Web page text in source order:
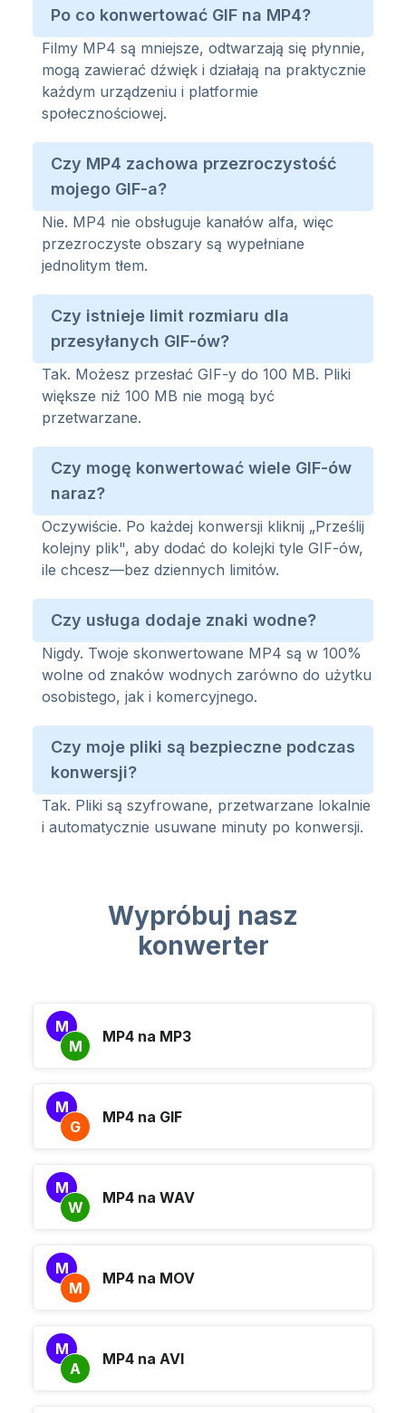
Po co konwertować GIF na MP4?
Filmy MP4 są mniejsze, odtwarzają się płynnie,
mogą zawierać dźwięk i działają na praktycznie
każdym urządzeniu i platformie
społecznościowej.
Czy MP4 zachowa przezroczystość
mojego GIF-a?
Nie. MP4 nie obsługuje kanałów alfa, więc
przezroczyste obszary są wypełniane
jednolitym tłem.
Czy istnieje limit rozmiaru dla
przesyłanych GIF-ów?
Tak. Możesz przesłać GIF-y do 100 MB. Pliki
większe niż 100 MB nie mogą być
przetwarzane.
Czy mogę konwertować wiele GIF-ów
naraz?
Oczywiście. Po każdej konwersji kliknij „Prześlij
kolejny plik", aby dodać do kolejki tyle GIF-ów,
ile chcesz—bez dziennych limitów.
Czy usługa dodaje znaki wodne?
Nigdy. Twoje skonwertowane MP4 są w 100%
wolne od znaków wodnych zarówno do użytku
osobistego, jak i komercyjnego.
Czy moje pliki są bezpieczne podczas
konwersji?
Tak. Pliki są szyfrowane, przetwarzane lokalnie
i automatycznie usuwane minuty po konwersji.
Wypróbuj nasz
konwerter
M
M
MP4 na MP3
M
G
MP4 na GIF
M
W
MP4 na WAV
M
M
MP4 na MOV
M
A
MP4 na AVI